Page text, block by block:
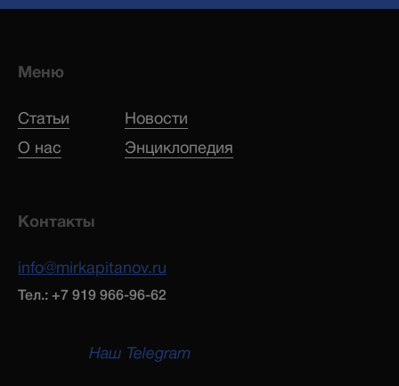
Меню
Статьи
Новости
О нас
Энциклопедия
Контакты
info@mirkapitanov.ru
Тел.: +7 919 966-96-62
Наш Telegram